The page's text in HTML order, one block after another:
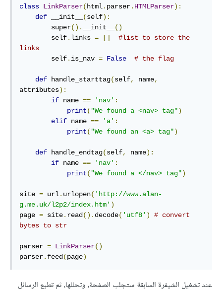
class LinkParser(html. parser. HTMLParser):
def __init__ (self):
        super
(). __init__
()
        self
. links = []
#list to store the
links
        self
. is_nav = False # the flag
def handle_starttag(self, name,
attributes):
if name == 'nav' :
print( "We found a <nav> tag")
elif name == 'a' :
print( "We found an <a> tag")
def handle_endtag(self, name):
if name == 'nav' :
print( "We found a </nav> tag")
site = url. urlopen( 'http://www.alan-
g.me.uk/l2p2/index.htm' )
page = site. read(). decode( 'utf8' )
# convert
bytes to str
parser = LinkParser()
parser. feed(page)
عند تشغيل الشيفرة السابقة ستجلب الصفحة، وتحللها، ثم تطبع الرسائل